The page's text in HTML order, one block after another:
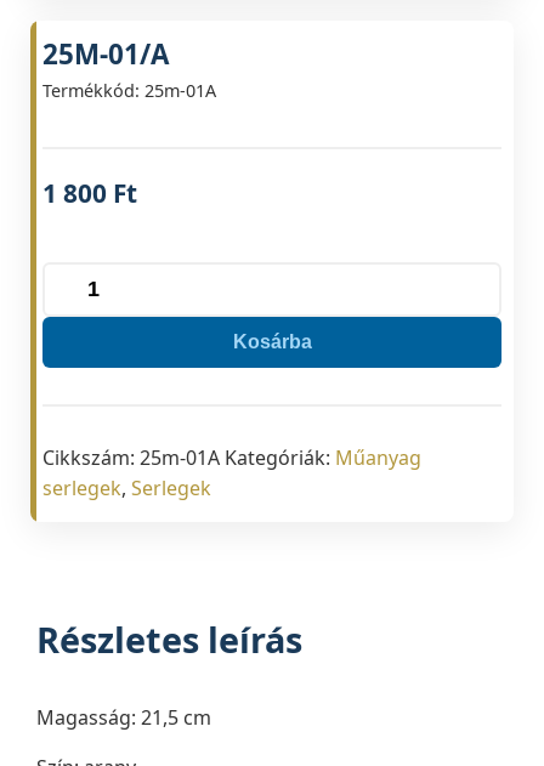
25M-01/A
Termékkód: 25m-01A
1 800 Ft
25M-
01/A
Kosárba
Cikkszám: 25m-01A Kategóriák: Műanyag
serlegek, Serlegek
Részletes leírás
Magasság: 21,5 cm